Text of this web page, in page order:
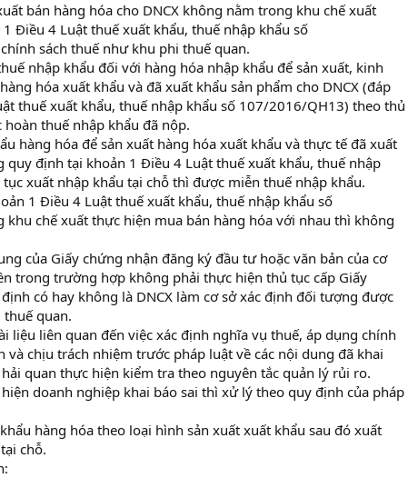
bán hàng hóa cho DNCX không nằm trong khu chế xuất
Điều 4 Luật thuế xuất khẩu, thuế nhập khẩu số
sách thuế như khu phi thuế quan.
nhập khẩu đối với hàng hóa nhập khẩu để sản xuất, kinh
hóa xuất khẩu và đã xuất khẩu sản phẩm cho DNCX (đáp
thuế xuất khẩu, thuế nhập khẩu số 107/2016/QH13) theo thủ
thuế nhập khẩu đã nộp.
hàng hóa để sản xuất hàng hóa xuất khẩu và thực tế đã xuất
quy định tại khoản 1 Điều 4 Luật thuế xuất khẩu, thuế nhập
xuất nhập khẩu tại chỗ thì được miễn thuế nhập khẩu.
1 Điều 4 Luật thuế xuất khẩu, thuế nhập khẩu số
chế xuất thực hiện mua bán hàng hóa với nhau thì không
của Giấy chứng nhận đăng ký đầu tư hoặc văn bản của cơ
trong trường hợp không phải thực hiện thủ tục cấp Giấy
có hay không là DNCX làm cơ sở xác định đối tượng được
quan.
liệu liên quan đến việc xác định nghĩa vụ thuế, áp dụng chính
chịu trách nhiệm trước pháp luật về các nội dung đã khai
quan thực hiện kiểm tra theo nguyên tắc quản lý rủi ro.
doanh nghiệp khai báo sai thì xử lý theo quy định của pháp
hàng hóa theo loại hình sản xuất xuất khẩu sau đó xuất
chỗ.